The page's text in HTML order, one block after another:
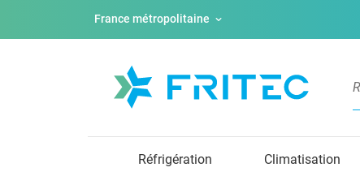
France métropolitaine
Réfrigération Climatisation